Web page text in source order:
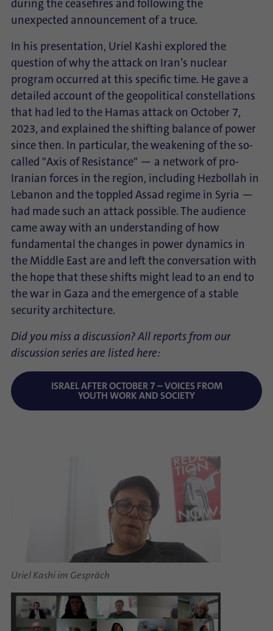
during the ceasefires and following the
unexpected announcement of a truce.
In his presentation, Uriel Kashi explored the
question of why the attack on Iran’s nuclear
program occurred at this specific time. He gave a
detailed account of the geopolitical constellations
that had led to the Hamas attack on October 7,
2023, and explained the shifting balance of power
since then. In particular, the weakening of the so-
called "Axis of Resistance" — a network of pro-
Iranian forces in the region, including Hezbollah in
Lebanon and the toppled Assad regime in Syria —
had made such an attack possible. The audience
came away with an understanding of how
fundamental the changes in power dynamics in
the Middle East are and left the conversation with
the hope that these shifts might lead to an end to
the war in Gaza and the emergence of a stable
security architecture.
Did you miss a discussion? All reports from our
discussion series are listed here:
ISRAEL AFTER OCTOBER 7 – VOICES FROM
YOUTH WORK AND SOCIETY
Uriel Kashi im Gespräch